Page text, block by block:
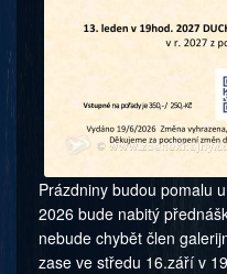
Prázdniny budou pomalu
2026 bude nabitý
nebude chybět člen
zase ve středu 16.září v